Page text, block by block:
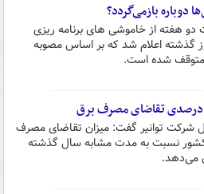
دوباره بازمی‌گردد؟
هفته از خاموشی های برنامه ریزی
گذشته اعلام شد که بر اساس مصوبه
متوقف شده است.
شرکت توانیر گفت: میزان تقاضای مصرف
نسبت به مدت مشابه سال گذشته